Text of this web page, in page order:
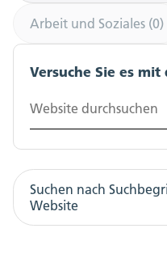
Arbeit und Soziales (0)
Versuche Sie es
Website durchsuchen
Suchen nach
Website